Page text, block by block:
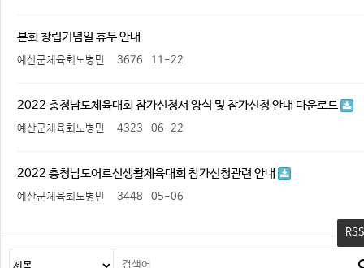
본회 창립기념일 휴무 안내
예산군체육회노병민 3676 11-22
2022 충청남도체육대회 참가신청서 양식 및 참가신청 안내 다운로드
예산군체육회노병민 4323 06-22
2022 충청남도어르신생활체육대회 참가신청관련 안내
예산군체육회노병민 3448 05-06
RSS